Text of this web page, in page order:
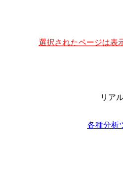
選択されたページは表
リア
各種分析